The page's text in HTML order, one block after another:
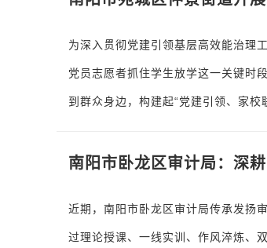
为深入贯彻党建引领基层高效能治理
党员志愿者抓住学生放学这一关键时
到群众身边，构建起“党建引领、家校
南阳市卧龙区审计局：深
近期，南阳市卧龙区审计局传承发扬
过理论授课、一线实训、作风淬炼、